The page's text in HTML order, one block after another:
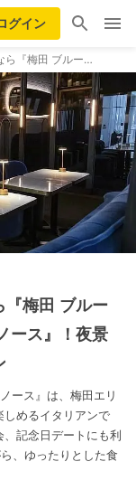
グイン
ら『梅田 ブルー…
『梅田 ブルー
ース』！夜景
ース』は、梅田エリ
しめるイタリアンで
記念日デートにも利
、ゆったりとした食